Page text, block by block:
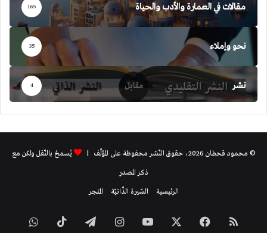
مقالات في العمارة والأدب والحياة 165
نحو وإملاء 35
نشر 4
© محمود قحطان 2026، حقوق النّشر محفوظة على المؤلّف |
يُسمحُ بالنّقل ولكن مع
ذكر المصدر
الرئيسية
السّيرة الذّاتيّة المتجر
ملخصفيسبوك ‫YouTubeانستقرامتيلقرام ‫TikTokواتساب